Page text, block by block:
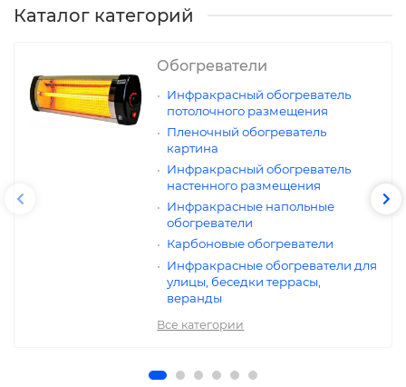
Каталог категорий
Обогреватели
Инфракрасный обогреватель
потолочного размещения
Пленочный обогреватель
картина
Инфракрасный обогреватель
настенного размещения
Инфракрасные напольные
обогреватели
Карбоновые обогреватели
Инфракрасные обогреватели для
улицы, беседки террасы,
веранды
Все категории